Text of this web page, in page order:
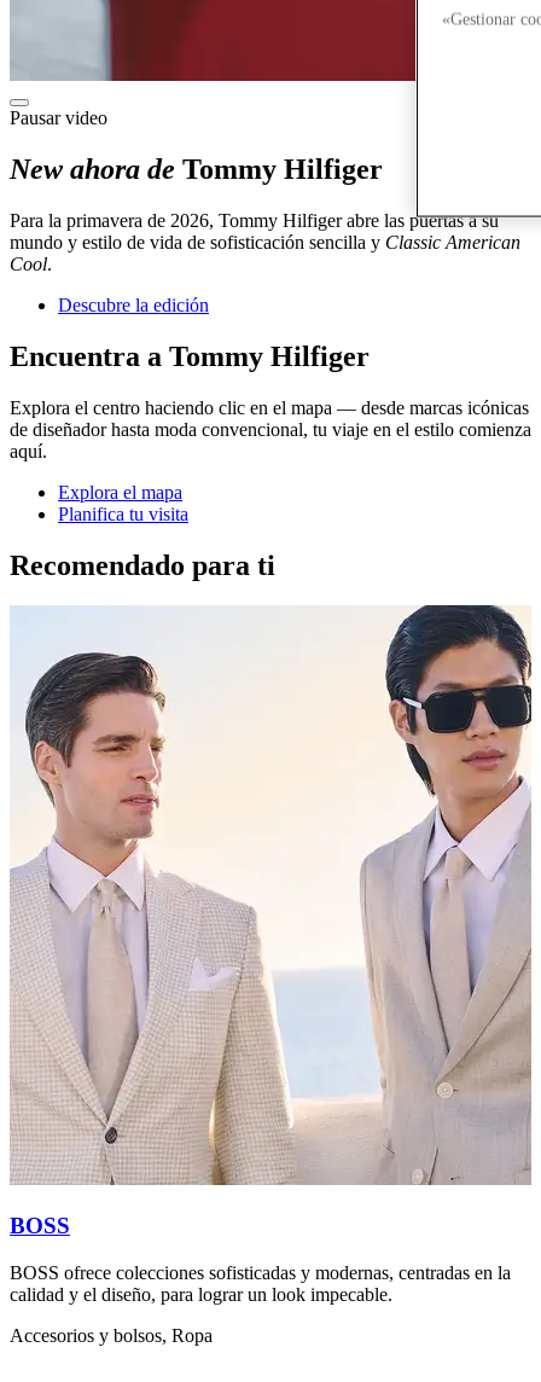
Pausar video
New ahora de Tommy Hilfiger
Para la primavera de 2026, Tommy Hilfiger abre las puertas a su
mundo y estilo de vida de sofisticación sencilla y Classic American
Cool.
Descubre la edición
Encuentra a Tommy Hilfiger
Explora el centro haciendo clic en el mapa — desde marcas icónicas
de diseñador hasta moda convencional, tu viaje en el estilo comienza
aquí.
Explora el mapa
Planifica tu visita
Recomendado para ti
BOSS
BOSS ofrece colecciones sofisticadas y modernas, centradas en la
calidad y el diseño, para lograr un look impecable.
Accesorios y bolsos, Ropa
«Gestionar